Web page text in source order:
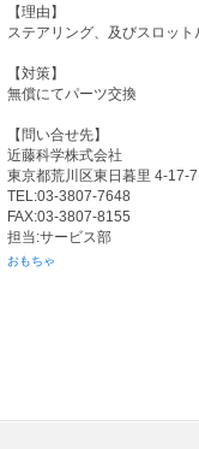
【理由】
ステアリング、及びスロット
【対策】
無償にてパーツ交換
【問い合せ先】
近藤科学株式会社
東京都荒川区東日暮里 4-17-7
TEL:03-3807-7648
FAX:03-3807-8155
担当:サービス部
おもちゃ